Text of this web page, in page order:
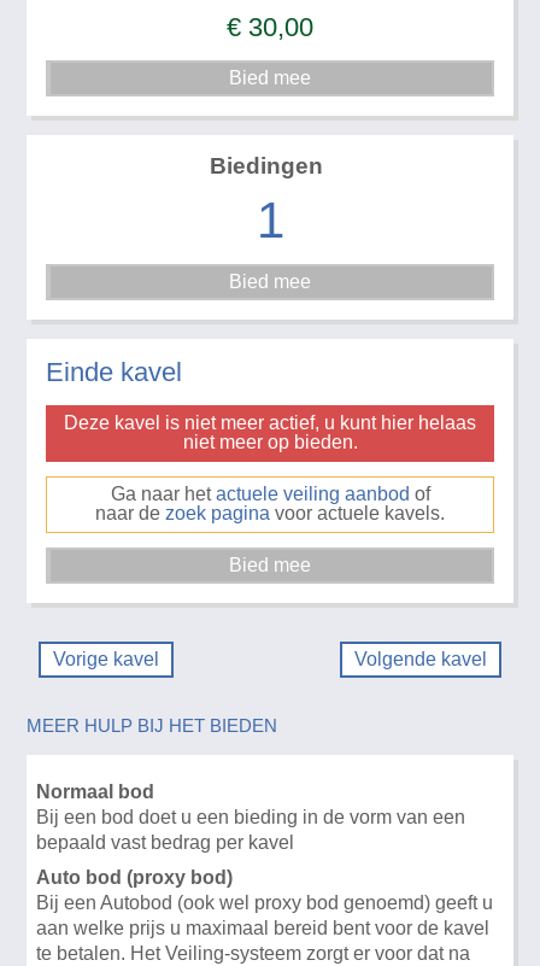
€ 30,00
Biedingen
1
Einde kavel
Deze kavel is niet meer actief, u kunt hier helaas
niet meer op bieden.
Ga naar hetactuele veiling aanbod of
naar de zoek pagina voor actuele kavels.
Vorige kavel Volgende kavel
MEER HULP BIJ HET BIEDEN
Normaal bod
Bij een bod doet u een bieding in de vorm van een
bepaald vast bedrag per kavel
Auto bod (proxy bod)
Bij een Autobod (ook wel proxy bod genoemd) geeft u
aan welke prijs u maximaal bereid bent voor de kavel
te betalen. Het Veiling-systeem zorgt er voor dat na